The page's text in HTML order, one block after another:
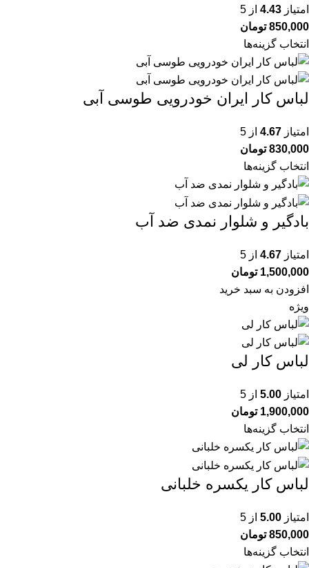
امتیاز 4.43 از 5
850,000 تومان
انتخاب گزینه‌ها
لباس کار ایران خودرویی طوسی آبی
امتیاز 4.67 از 5
830,000 تومان
انتخاب گزینه‌ها
بادگیر و شلوار نمدی ضد آب
امتیاز 4.67 از 5
1,500,000 تومان
افزودن به سبد خرید
ویژه
لباس کار لی
امتیاز 5.00 از 5
1,900,000 تومان
انتخاب گزینه‌ها
لباس کار یکسره خلبانی
امتیاز 5.00 از 5
850,000 تومان
انتخاب گزینه‌ها